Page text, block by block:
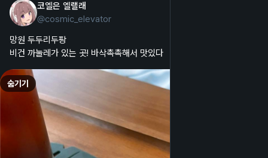
코엘은 엘랠래
@cosmic_elevator
망원 두두리두팡
비건 까눌레가 있는 곳! 바삭촉촉해서 맛있다
숨기기